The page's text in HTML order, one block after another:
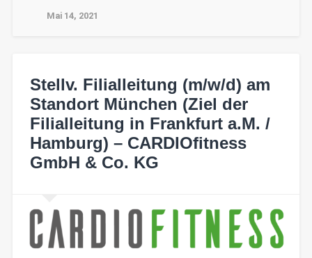
Mai 14, 2021
Stellv. Filialleitung (m/w/d) am
Standort München (Ziel der
Filialleitung in Frankfurt a.M. /
Hamburg) – CARDIOfitness
GmbH & Co. KG